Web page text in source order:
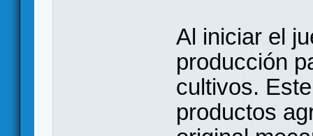
Al iniciar el
producción
cultivos.
productos